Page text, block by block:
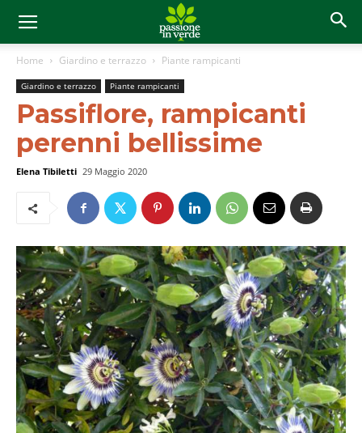
Home Giardino e terrazzo Piante rampicanti
Giardino e terrazzo Piante rampicanti
Passiflore, rampicanti
perenni bellissime
Elena Tibiletti 29 Maggio 2020